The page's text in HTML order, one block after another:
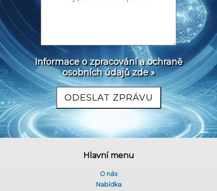
Informace o zpracování a ochraně
osobních údajů zde »
Hlavní menu
O nás
Nabídka